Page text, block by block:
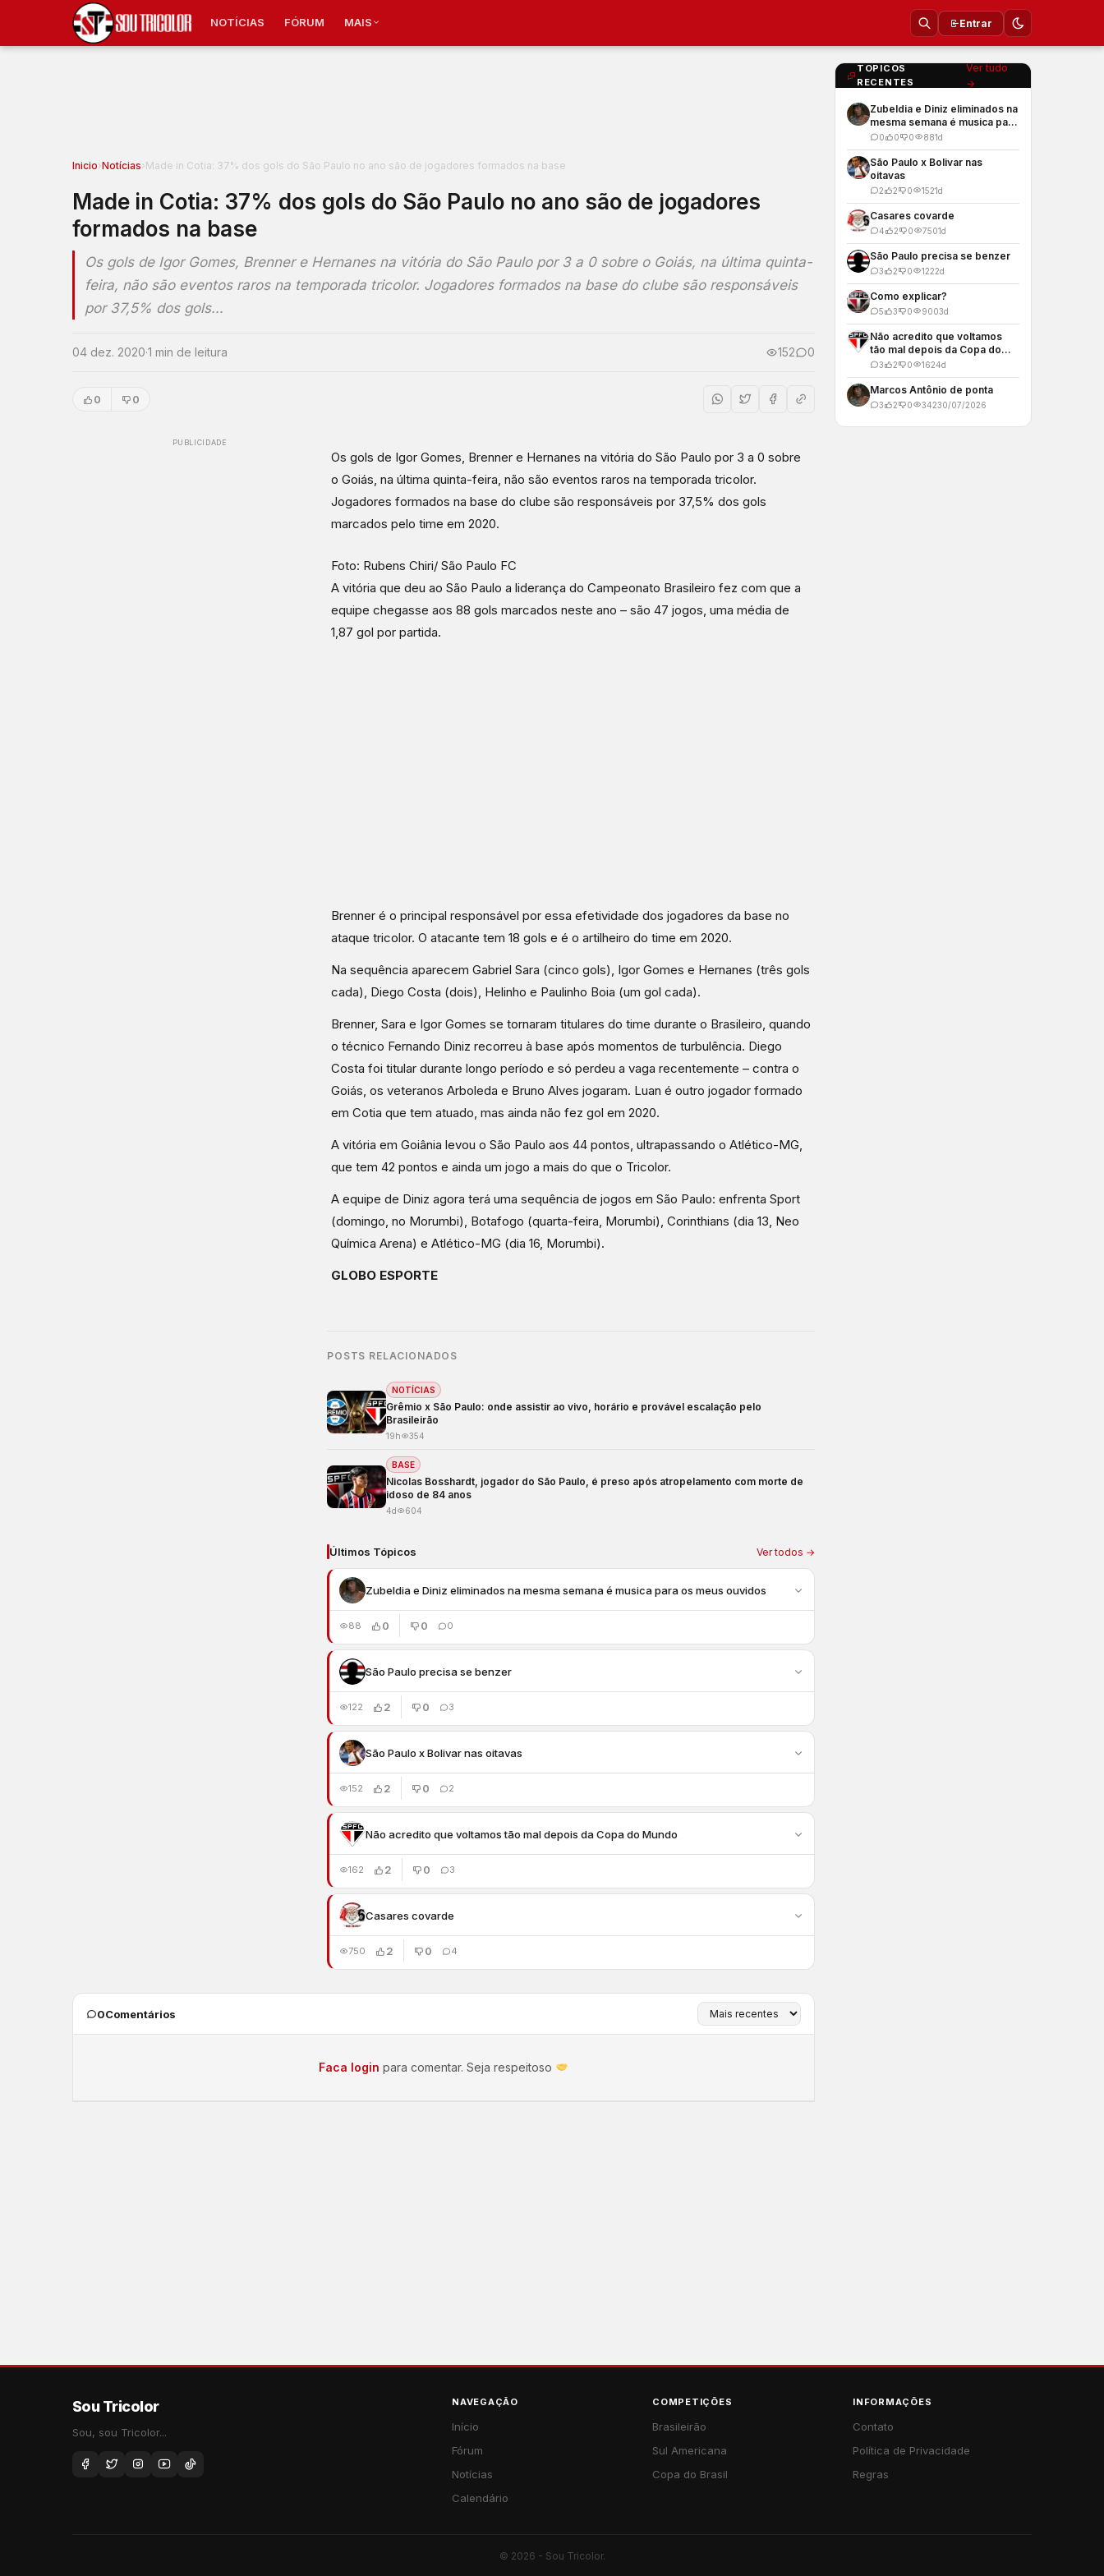
NOTÍCIAS FÓRUM MAIS Entrar
Inicio›Notícias›Made in Cotia: 37% dos gols do São Paulo no ano são de jogadores formados na base
Made in Cotia: 37% dos gols do São Paulo no ano são de jogadores
formados na base
Os gols de Igor Gomes, Brenner e Hernanes na vitória do São Paulo por 3 a 0 sobre o Goiás, na última quinta-
feira, não são eventos raros na temporada tricolor. Jogadores formados na base do clube são responsáveis
por 37,5% dos gols…
04 dez. 2020·1 min de leitura 152 0
0 0
PUBLICIDADE
Os gols de Igor Gomes, Brenner e Hernanes na vitória do São Paulo por 3 a 0 sobre
o Goiás, na última quinta-feira, não são eventos raros na temporada tricolor.
Jogadores formados na base do clube são responsáveis por 37,5% dos gols
marcados pelo time em 2020.
Foto: Rubens Chiri/ São Paulo FC
A vitória que deu ao São Paulo a liderança do Campeonato Brasileiro fez com que a
equipe chegasse aos 88 gols marcados neste ano – são 47 jogos, uma média de
1,87 gol por partida.
Brenner é o principal responsável por essa efetividade dos jogadores da base no
ataque tricolor. O atacante tem 18 gols e é o artilheiro do time em 2020.
Na sequência aparecem Gabriel Sara (cinco gols), Igor Gomes e Hernanes (três gols
cada), Diego Costa (dois), Helinho e Paulinho Boia (um gol cada).
Brenner, Sara e Igor Gomes se tornaram titulares do time durante o Brasileiro, quando
o técnico Fernando Diniz recorreu à base após momentos de turbulência. Diego
Costa foi titular durante longo período e só perdeu a vaga recentemente – contra o
Goiás, os veteranos Arboleda e Bruno Alves jogaram. Luan é outro jogador formado
em Cotia que tem atuado, mas ainda não fez gol em 2020.
A vitória em Goiânia levou o São Paulo aos 44 pontos, ultrapassando o Atlético-MG,
que tem 42 pontos e ainda um jogo a mais do que o Tricolor.
A equipe de Diniz agora terá uma sequência de jogos em São Paulo: enfrenta Sport
(domingo, no Morumbi), Botafogo (quarta-feira, Morumbi), Corinthians (dia 13, Neo
Química Arena) e Atlético-MG (dia 16, Morumbi).
GLOBO ESPORTE
POSTS RELACIONADOS
NOTÍCIAS
Grêmio x São Paulo: onde assistir ao vivo, horário e provável escalação pelo
Brasileirão
19h 354
BASE
Nicolas Bosshardt, jogador do São Paulo, é preso após atropelamento com morte de
idoso de 84 anos
4d 604
Últimos Tópicos Ver todos →
Zubeldia e Diniz eliminados na mesma semana é musica para os meus ouvidos
88 0 0 0
São Paulo precisa se benzer
122 2 0 3
São Paulo x Bolivar nas oitavas
152 2 0 2
Não acredito que voltamos tão mal depois da Copa do Mundo
162 2 0 3
Casares covarde
750 2 0 4
0Comentários
Faca login para comentar. Seja respeitoso
TOPICOS
RECENTES
Ver tudo
→
Zubeldia e Diniz eliminados na
mesma semana é musica para
os meus ouvidos
0 0 0 881d
São Paulo x Bolivar nas
oitavas
2 2 0 1521d
Casares covarde
4 2 0 7501d
São Paulo precisa se benzer
3 2 0 1222d
Como explicar?
5 3 0 9003d
Não acredito que voltamos
tão mal depois da Copa do
Mundo
3 2 0 1624d
Marcos Antônio de ponta
3 2 0 34230/07/2026
Sou Tricolor
Sou, sou Tricolor...
NAVEGAÇÃO
Início
Fórum
Notícias
Calendário
COMPETIÇÕES
Brasileirão
Sul Americana
Copa do Brasil
INFORMAÇÕES
Contato
Política de Privacidade
Regras
© 2026 - Sou Tricolor.